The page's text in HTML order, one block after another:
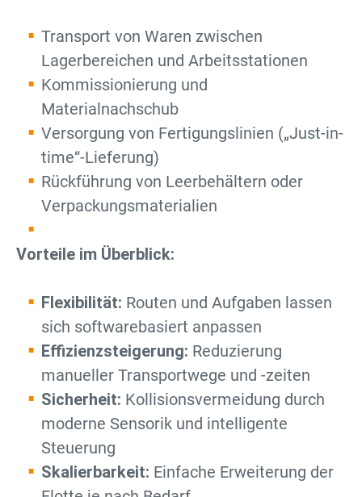
Transport von Waren zwischen
Lagerbereichen und Arbeitsstationen
Kommissionierung und
Materialnachschub
Versorgung von Fertigungslinien („Just-in-
time“-Lieferung)
Rückführung von Leerbehältern oder
Verpackungsmaterialien
Vorteile im Überblick:
Flexibilität: Routen und Aufgaben lassen
sich softwarebasiert anpassen
Effizienzsteigerung: Reduzierung
manueller Transportwege und -zeiten
Sicherheit: Kollisionsvermeidung durch
moderne Sensorik und intelligente
Steuerung
Skalierbarkeit: Einfache Erweiterung der